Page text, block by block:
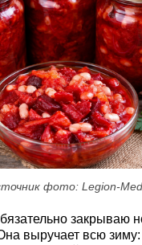
фото: Legion-
закрываю
выручает всю зиму: